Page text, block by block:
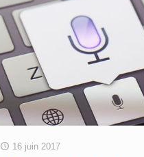
16 juin 2017